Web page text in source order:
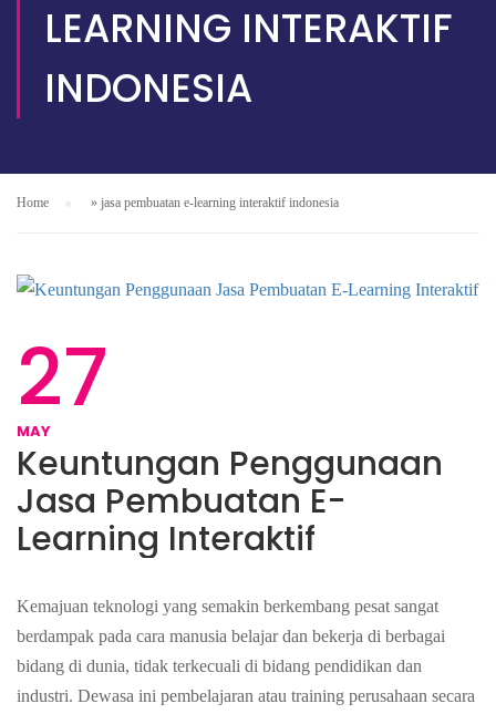
LEARNING INTERAKTIF
INDONESIA
Home » jasa pembuatan e-learning interaktif indonesia
27
MAY
Keuntungan Penggunaan
Jasa Pembuatan E-
Learning Interaktif
Kemajuan teknologi yang semakin berkembang pesat sangat
berdampak pada cara manusia belajar dan bekerja di berbagai
bidang di dunia, tidak terkecuali di bidang pendidikan dan
industri. Dewasa ini pembelajaran atau training perusahaan secara